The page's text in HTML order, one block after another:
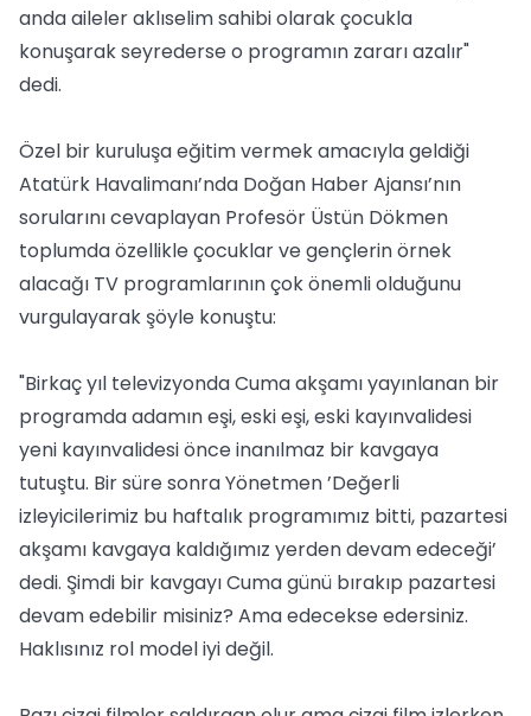
anda aileler aklıselim sahibi olarak çocukla
konuşarak seyrederse o programın zararı azalır"
dedi.
Özel bir kuruluşa eğitim vermek amacıyla geldiği
Atatürk Havalimanı’nda Doğan Haber Ajansı’nın
sorularını cevaplayan Profesör Üstün Dökmen
toplumda özellikle çocuklar ve gençlerin örnek
alacağı TV programlarının çok önemli olduğunu
vurgulayarak şöyle konuştu:
"Birkaç yıl televizyonda Cuma akşamı yayınlanan bir
programda adamın eşi, eski eşi, eski kayınvalidesi
yeni kayınvalidesi önce inanılmaz bir kavgaya
tutuştu. Bir süre sonra Yönetmen ’Değerli
izleyicilerimiz bu haftalık programımız bitti, pazartesi
akşamı kavgaya kaldığımız yerden devam edeceği’
dedi. Şimdi bir kavgayı Cuma günü bırakıp pazartesi
devam edebilir misiniz? Ama edecekse edersiniz.
Haklısınız rol model iyi değil.